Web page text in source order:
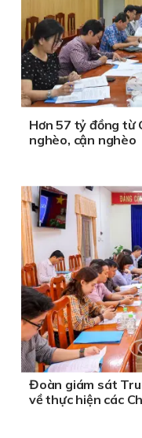
Hơn 57 tỷ đồng từ
nghèo, cận nghèo
Đoàn giám sát
về thực hiện các